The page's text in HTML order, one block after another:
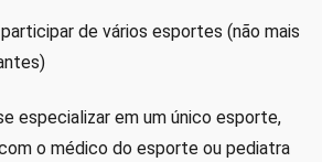
de vários esportes (não mais
especializar em um único esporte,
o médico do esporte ou pediatra